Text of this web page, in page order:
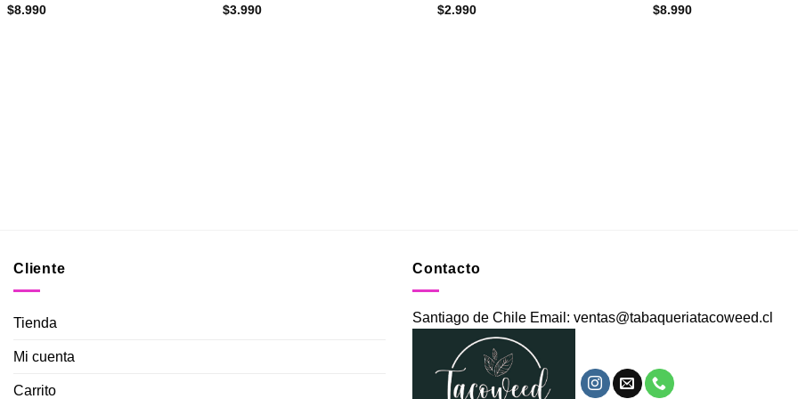
$8.990 $3.990 $2.990 $8.990
Cliente
Tienda
Mi cuenta
Carrito
Contacto
Santiago de Chile Email: ventas@tabaqueriatacoweed.cl